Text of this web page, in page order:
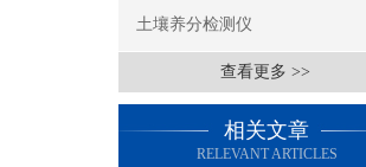
土壤养分检测仪
查看更多 >>
相关文章
RELEVANT ARTICLES